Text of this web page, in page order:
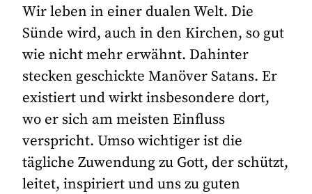
Wir leben in einer dualen Welt. Die
Sünde wird, auch in den Kirchen, so gut
wie nicht mehr erwähnt. Dahinter
stecken geschickte Manöver Satans. Er
existiert und wirkt insbesondere dort,
wo er sich am meisten Einfluss
verspricht. Umso wichtiger ist die
tägliche Zuwendung zu Gott, der schützt,
leitet, inspiriert und uns zu guten